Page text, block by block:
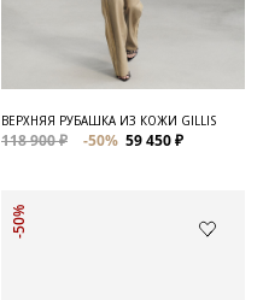
ВЕРХНЯЯ РУБАШКА ИЗ КОЖИ GILLIS
118 900 ₽ -50% 59 450 ₽
-50%